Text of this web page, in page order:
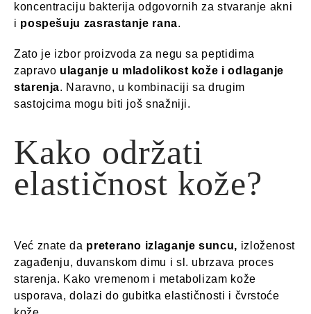
koncentraciju bakterija odgovornih za stvaranje akni
i pospešuju zasrastanje rana.
Zato je izbor proizvoda za negu sa peptidima
zapravo ulaganje u mladolikost kože i odlaganje
starenja. Naravno, u kombinaciji sa drugim
sastojcima mogu biti još snažniji.
Kako održati
elastičnost kože?
Već znate da preterano izlaganje suncu, izloženost
zagađenju, duvanskom dimu i sl. ubrzava proces
starenja. Kako vremenom i metabolizam kože
usporava, dolazi do gubitka elastičnosti i čvrstoće